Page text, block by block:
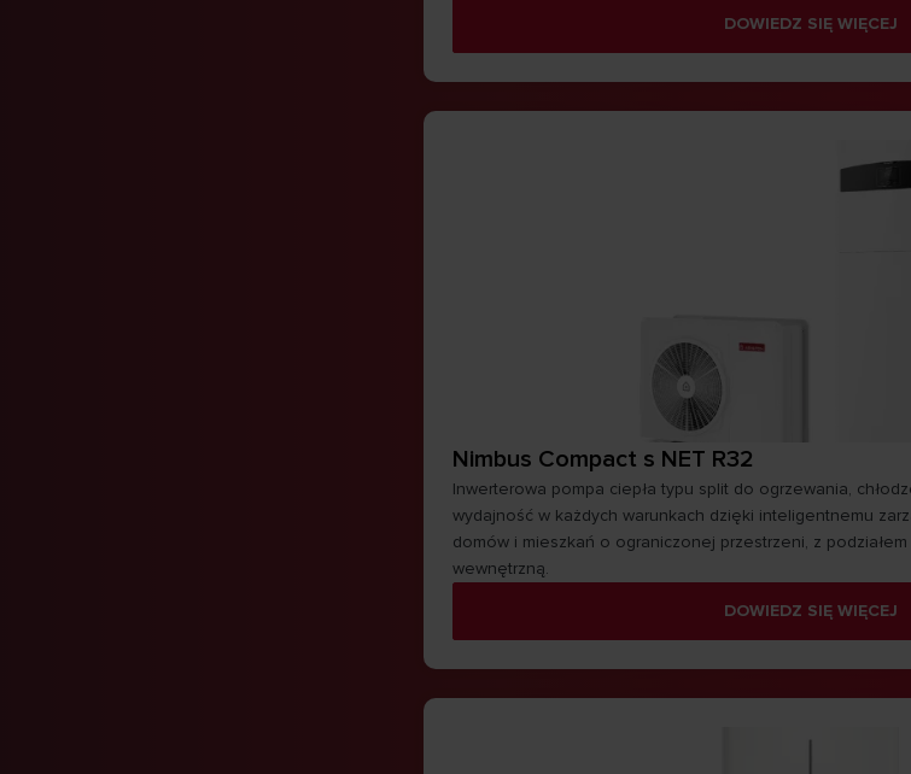
DOWIEDZ SIĘ WIĘCEJ
Nimbus Compact s NET R32
Inwerterowa pompa ciepła typu split do ogrzewania,
wydajność w każdych warunkach dzięki inteligentnemu
domów i mieszkań o ograniczonej przestrzeni, z
wewnętrzną.
DOWIEDZ SIĘ WIĘCEJ